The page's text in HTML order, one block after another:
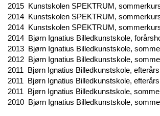
2015 Kunstskolen SPEKTRUM,
2014 Kunstskolen SPEKTRUM,
2014 Kunstskolen SPEKTRUM,
2014 Bjørn Ignatius Billedkunstskole,
2013 Bjørn Ignatius Billedkunstskole,
2012 Bjørn Ignatius Billedkunstskole,
2011 Bjørn Ignatius Billedkunstskole,
2011 Bjørn Ignatius Billedkunstskole,
2011 Bjørn Ignatius Billedkunstskole,
2010 Bjørn Ignatius Billedkunstskole,